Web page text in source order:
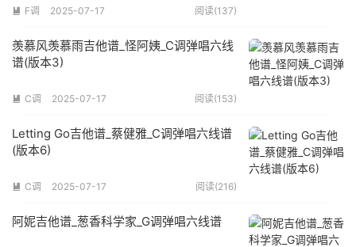
 F调 2025-07-17 阅读(137)
羡慕风羡慕雨吉他谱_怪阿姨_C调弹唱六线
谱(版本3)
 C调 2025-07-17 阅读(153)
Letting Go吉他谱_蔡健雅_C调弹唱六线谱
(版本6)
 C调 2025-07-17 阅读(216)
阿妮吉他谱_葱香科学家_G调弹唱六线谱